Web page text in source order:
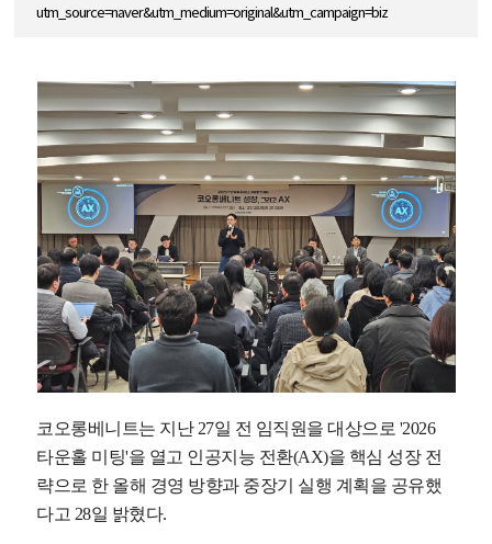
utm_source=naver&utm_medium=original&utm_campaign=biz
코오롱베니트는 지난 27일 전 임직원을 대상으로 '2026
타운홀 미팅'을 열고 인공지능 전환(AX)을 핵심 성장 전
략으로 한 올해 경영 방향과 중장기 실행 계획을 공유했
다고 28일 밝혔다.